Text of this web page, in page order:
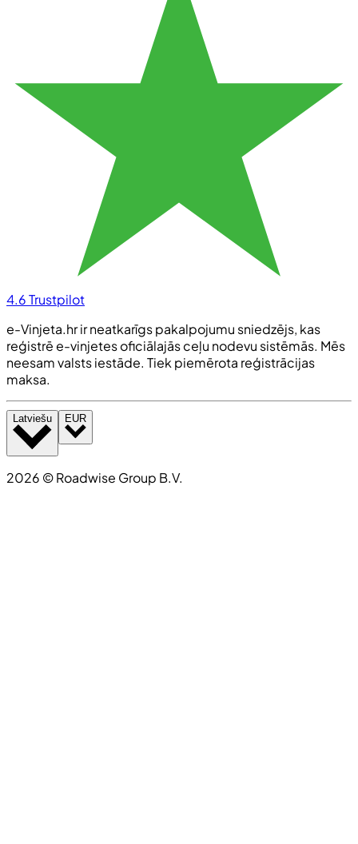
4.6Trustpilot
e-Vinjeta.hr ir neatkarīgs pakalpojumu sniedzējs, kas
reģistrē e-vinjetes oficiālajās ceļu nodevu sistēmās. Mēs
neesam valsts iestāde. Tiek piemērota reģistrācijas
maksa.
Latviešu EUR
2026 ©Roadwise Group B.V.